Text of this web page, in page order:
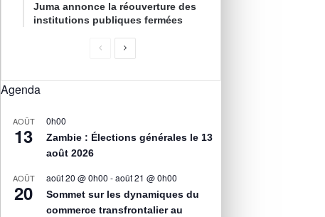
Juma annonce la réouverture des
institutions publiques fermées
Agenda
AOÛT
13
0h00
Zambie : Élections générales le 13
août 2026
AOÛT
20
août 20 @ 0h00 -août 21 @ 0h00
Sommet sur les dynamiques du
commerce transfrontalier au